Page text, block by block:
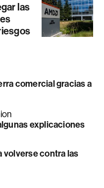
las
comercial gracias a
explicaciones
volverse contra las